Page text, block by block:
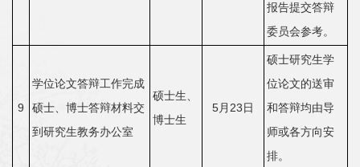
报告提交答辩
委员会参考。
9
学位论文答辩工作完成
硕士、博士答辩材料交
到研究生教务办公室
硕士生、
博士生
5月23日
硕士研究生学
位论文的送审
和答辩均由导
师或各方向安
排。